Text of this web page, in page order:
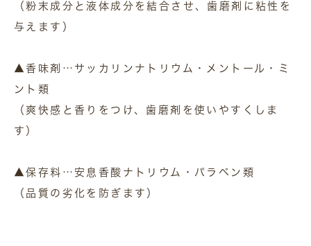
（粉末成分と液体成分を結合させ、歯磨剤に粘性を
与えます）
▲香味剤…サッカリンナトリウム・メントール・ミ
ント類
（爽快感と香りをつけ、歯磨剤を使いやすくしま
す）
▲保存料…安息香酸ナトリウム・パラベン類
（品質の劣化を防ぎます）